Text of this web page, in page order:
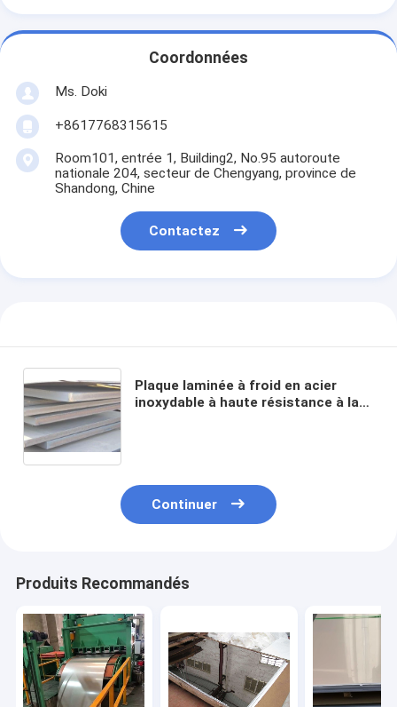
Coordonnées
Ms. Doki
+8617768315615
Room101, entrée 1, Building2, No.95 autoroute
nationale 204, secteur de Chengyang, province de
Shandong, Chine
Contactez
Plaque laminée à froid en acier
inoxydable à haute résistance à la
Continuer
Produits Recommandés